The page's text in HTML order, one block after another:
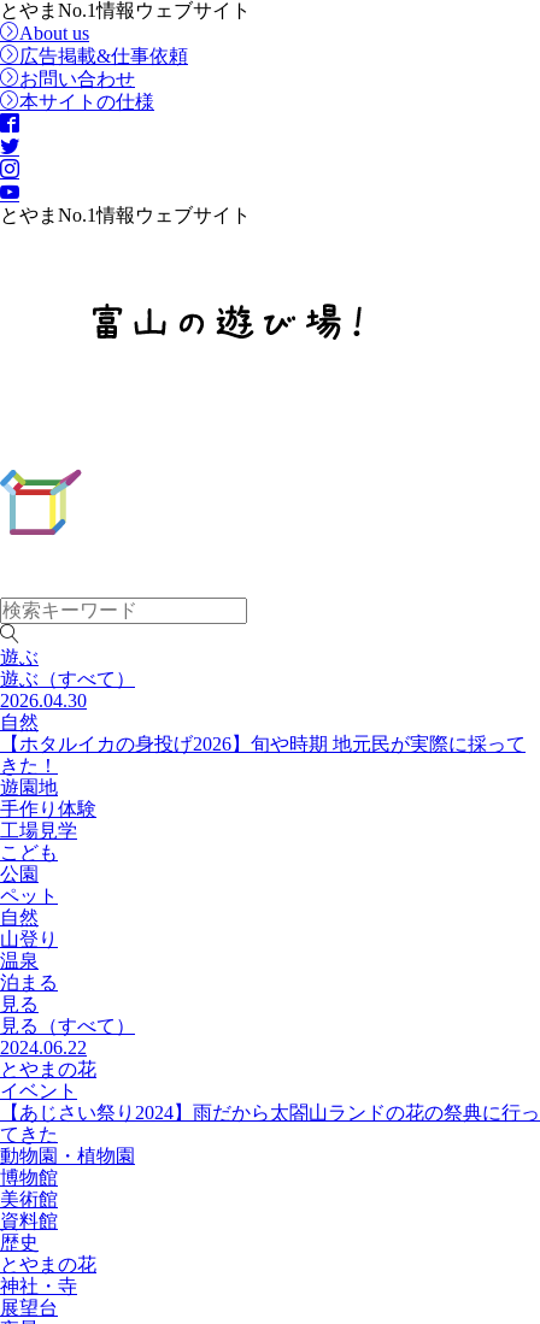
とやまNo.1情報ウェブサイト
About us
広告掲載&仕事依頼
お問い合わせ
本サイトの仕様
とやまNo.1情報ウェブサイト
遊ぶ
遊ぶ （すべて）
2026.04.30
自然
【ホタルイカの身投げ2026】旬や時期 地元民が実際に採って
きた！
遊園地
手作り体験
工場見学
こども
公園
ペット
自然
山登り
温泉
泊まる
見る
見る
（すべて）
2024.06.22
とやまの花
イベント
【あじさい祭り2024】雨だから太閤山ランドの花の祭典に行っ
てきた
動物園・植物園
博物館
美術館
資料館
歴史
とやまの花
神社・寺
展望台